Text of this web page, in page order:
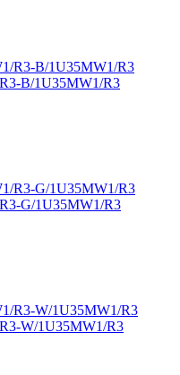
B/1U35MW1/R3
G/1U35MW1/R3
W/1U35MW1/R3